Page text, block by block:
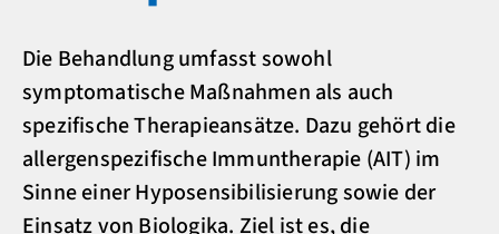
Die Behandlung umfasst sowohl
symptomatische Maßnahmen als auch
spezifische Therapieansätze. Dazu gehört die
allergenspezifische Immuntherapie (AIT) im
Sinne einer Hyposensibilisierung sowie der
Einsatz von Biologika. Ziel ist es, die